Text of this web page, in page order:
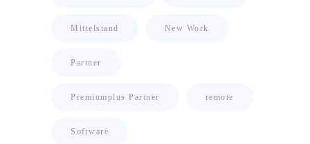
Mittelstand New Work
Partner
Premiumplus Partner remote
Software